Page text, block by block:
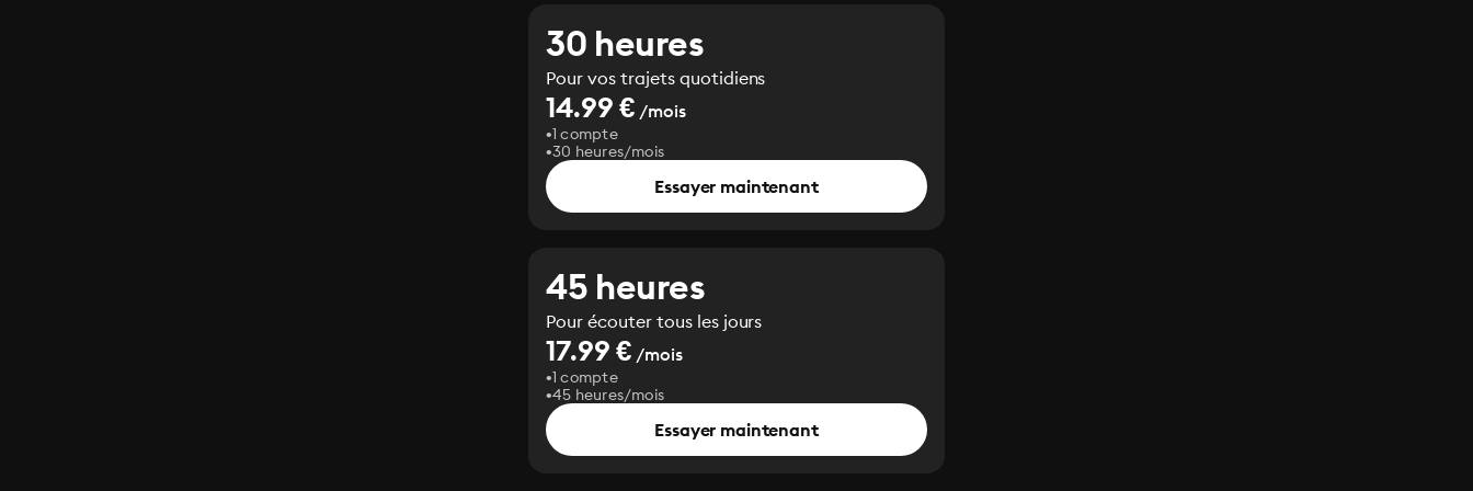
30 heures
Pour vos trajets quotidiens
14.99 € /mois
1 compte
30 heures/mois
Essayer maintenant
45 heures
Pour écouter tous les jours
17.99 € /mois
1 compte
45 heures/mois
Essayer maintenant